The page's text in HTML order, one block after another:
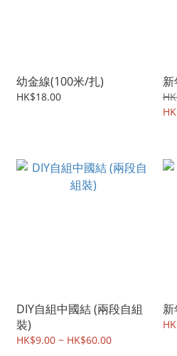
幼金線(100米/扎)
HK$18.00
DIY自組中國結 (兩段自組
裝)
HK$9.00 ~ HK$60.00